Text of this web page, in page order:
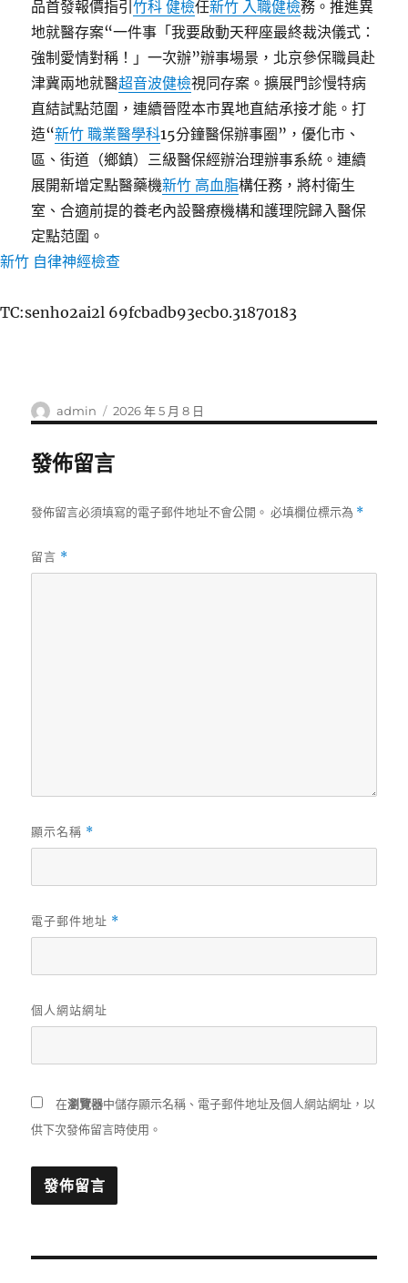
品首發報價指引竹科 健檢任新竹 入職健檢務。推進異
地就醫存案“一件事「我要啟動天秤座最終裁決儀式：
強制愛情對稱！」一次辦”辦事場景，北京參保職員赴
津冀兩地就醫超音波健檢視同存案。擴展門診慢特病
直結試點范圍，連續晉陞本市異地直結承接才能。打
造“新竹 職業醫學科15分鐘醫保辦事圈”，優化市、
區、街道（鄉鎮）三級醫保經辦治理辦事系統。連續
展開新增定點醫藥機新竹 高血脂構任務，將村衛生
室、合適前提的養老內設醫療機構和護理院歸入醫保
定點范圍。
新竹 自律神經檢查
TC:senho2ai2l 69fcbadb93ecb0.31870183
作
者
admin
發
佈
2026 年 5 月 8 日
發佈留言
發佈留言必須填寫的電子郵件地址不會公開。 必填欄位標示為 *
留言 *
顯示名稱 *
電子郵件地址 *
個人網站網址
在瀏覽器中儲存顯示名稱、電子郵件地址及個人網站網址，以
供下次發佈留言時使用。